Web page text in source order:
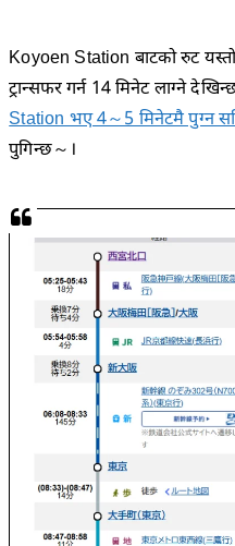
Koyoen Station बाटको रुट
ट्रान्सफर गर्न 14 मिनेट लाग्ने
Station भए 4～5 मिनेटमै पुग्न
पुगिन्छ～।